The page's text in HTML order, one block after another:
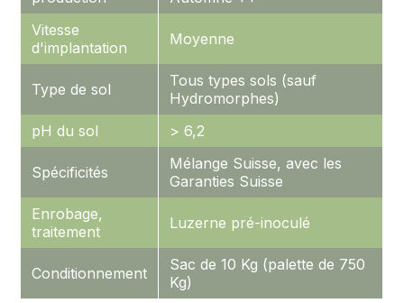
Vitesse
d'implantation
Moyenne
Type de sol
Tous types sols (sauf
Hydromorphes)
pH du sol
> 6,2
Spécificités
Mélange Suisse, avec les
Garanties Suisse
Enrobage,
traitement
Luzerne pré-inoculé
Conditionnement
Sac de 10 Kg (palette de 750
Kg)